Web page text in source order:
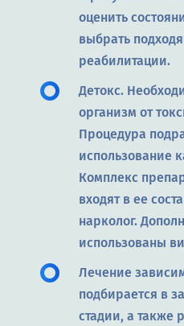
оценить
выбрать
реабилитации.
Детокс.
организм от
Процедура
использование
Комплекс
входят в ее
нарколог.
использованы
Лечение
подбирается в
стадии, а также